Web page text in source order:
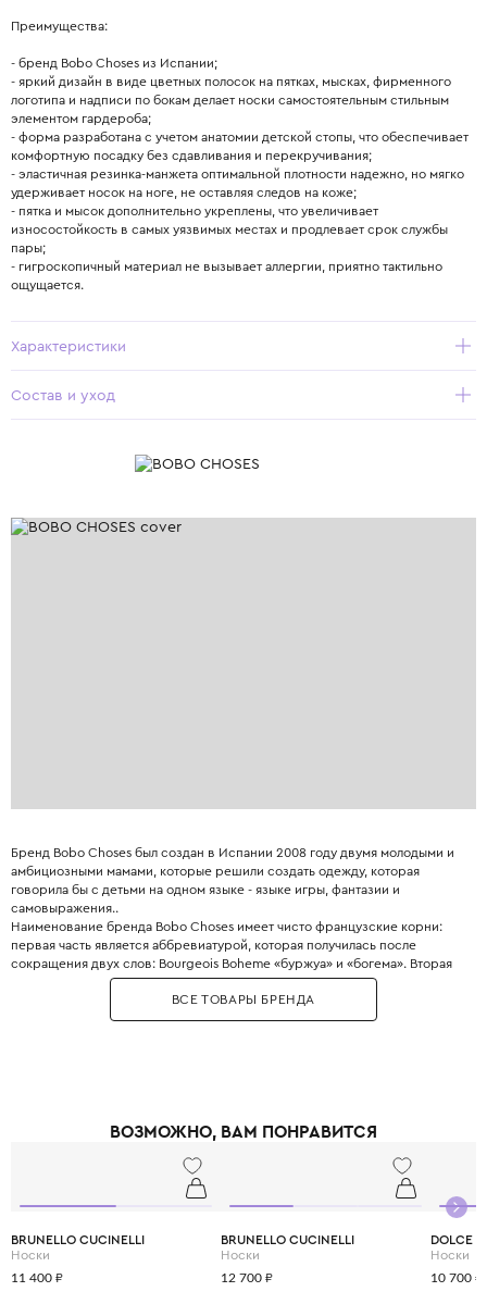
Преимущества:
- бренд Bobo Choses из Испании;
- яркий дизайн в виде цветных полосок на пятках, мысках, фирменного
логотипа и надписи по бокам делает носки самостоятельным стильным
элементом гардероба;
- форма разработана с учетом анатомии детской стопы, что обеспечивает
комфортную посадку без сдавливания и перекручивания;
- эластичная резинка-манжета оптимальной плотности надежно, но мягко
удерживает носок на ноге, не оставляя следов на коже;
- пятка и мысок дополнительно укреплены, что увеличивает
износостойкость в самых уязвимых местах и продлевает срок службы
пары;
- гигроскопичный материал не вызывает аллергии, приятно тактильно
ощущается.
Характеристики
Состав и уход
Бренд Bobo Choses был создан в Испании 2008 году двумя молодыми и
амбициозными мамами, которые решили создать одежду, которая
говорила бы с детьми на одном языке - языке игры, фантазии и
самовыражения..
Наименование бренда Bobo Choses имеет чисто французские корни:
первая часть является аббревиатурой, которая получилась после
сокращения двух слов: Bourgeois Boheme «буржуа» и «богема». Вторая
часть переводится как «вещи».
Главное отличие Bobo Choses - узнаваемый художественный стиль:
наивные принты, комфортные свободные силуэты и использование
ВСЕ ТОВАРЫ БРЕНДА
ВОЗМОЖНО, ВАМ ПОНРАВИТСЯ
BRUNELLO CUCINELLI
Носки
11 400 ₽
BRUNELLO CUCINELLI
Носки
12 700 ₽
DOLCE
Носки
10 700 ₽